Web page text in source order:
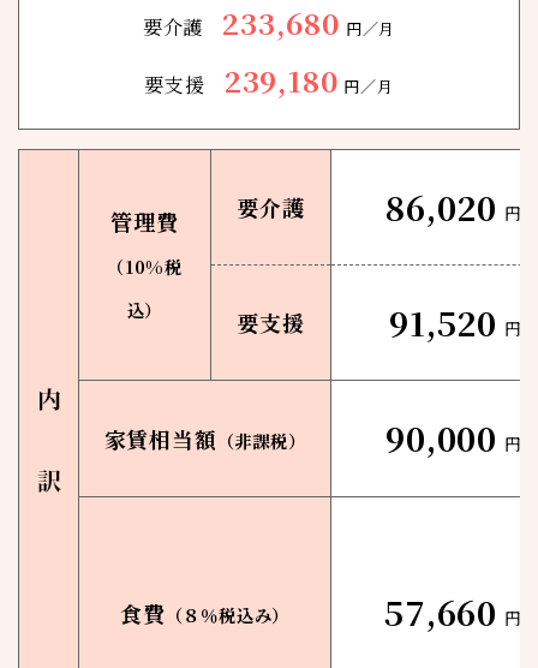
要介護 233,680 円／月
要支援 239,180 円／月
管理費
（10%税
込）
要介護 86,020 円
要支援 91,520 円
家賃相当額 （非課税） 90,000 円
食費 （８％税込み） 57,660 円